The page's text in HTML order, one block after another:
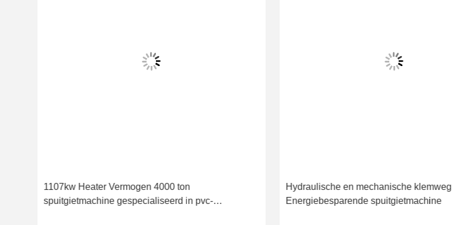
1107kw Heater Vermogen 4000 ton
spuitgietmachine gespecialiseerd in pvc-
Hydraulische en mechanische klemweg
Energiebesparende spuitgietmachine